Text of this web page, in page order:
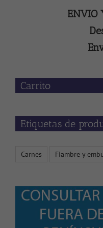
ENVIO
Carrito
Etiquetas de
Carnes Fiambre y